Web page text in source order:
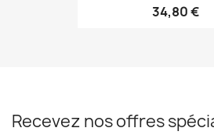
34,80 €
Recevez nos offres